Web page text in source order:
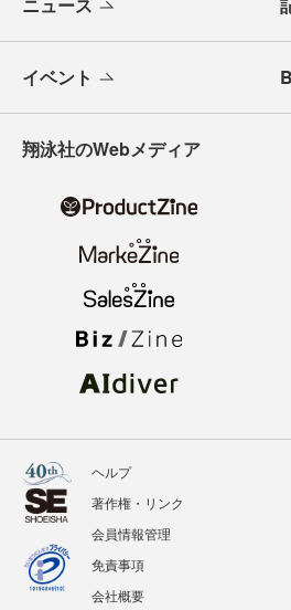
イベント
翔泳社のWebメディア
ヘルプ
著作権・リンク
会員情報管理
免責事項
会社概要